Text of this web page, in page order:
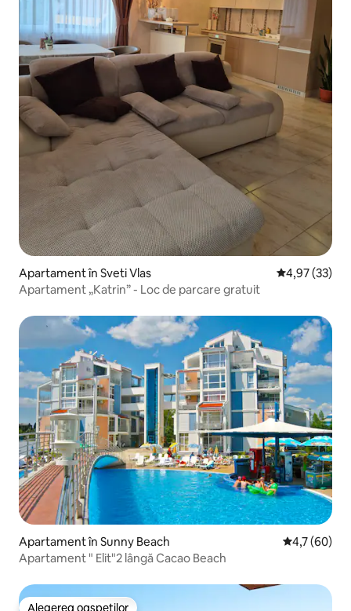
Apartament în Sveti Vlas Scor mediu
4,97 (33)
Apartament „Katrin” - Loc de parcare gratuit
Apartament în Sunny Beach Scor mediu
4,7 (60)
Apartament " Elit"2 lângă Cacao Beach
Alegerea oaspeților